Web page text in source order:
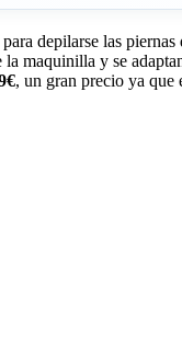
depilarse las
maquinilla y se
, un gran precio ya que